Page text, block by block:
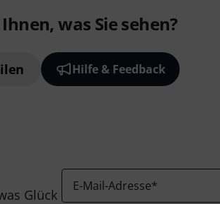
was Sie sehen?
Hilfe & Feedback
Glück
E-Mail-Adresse*